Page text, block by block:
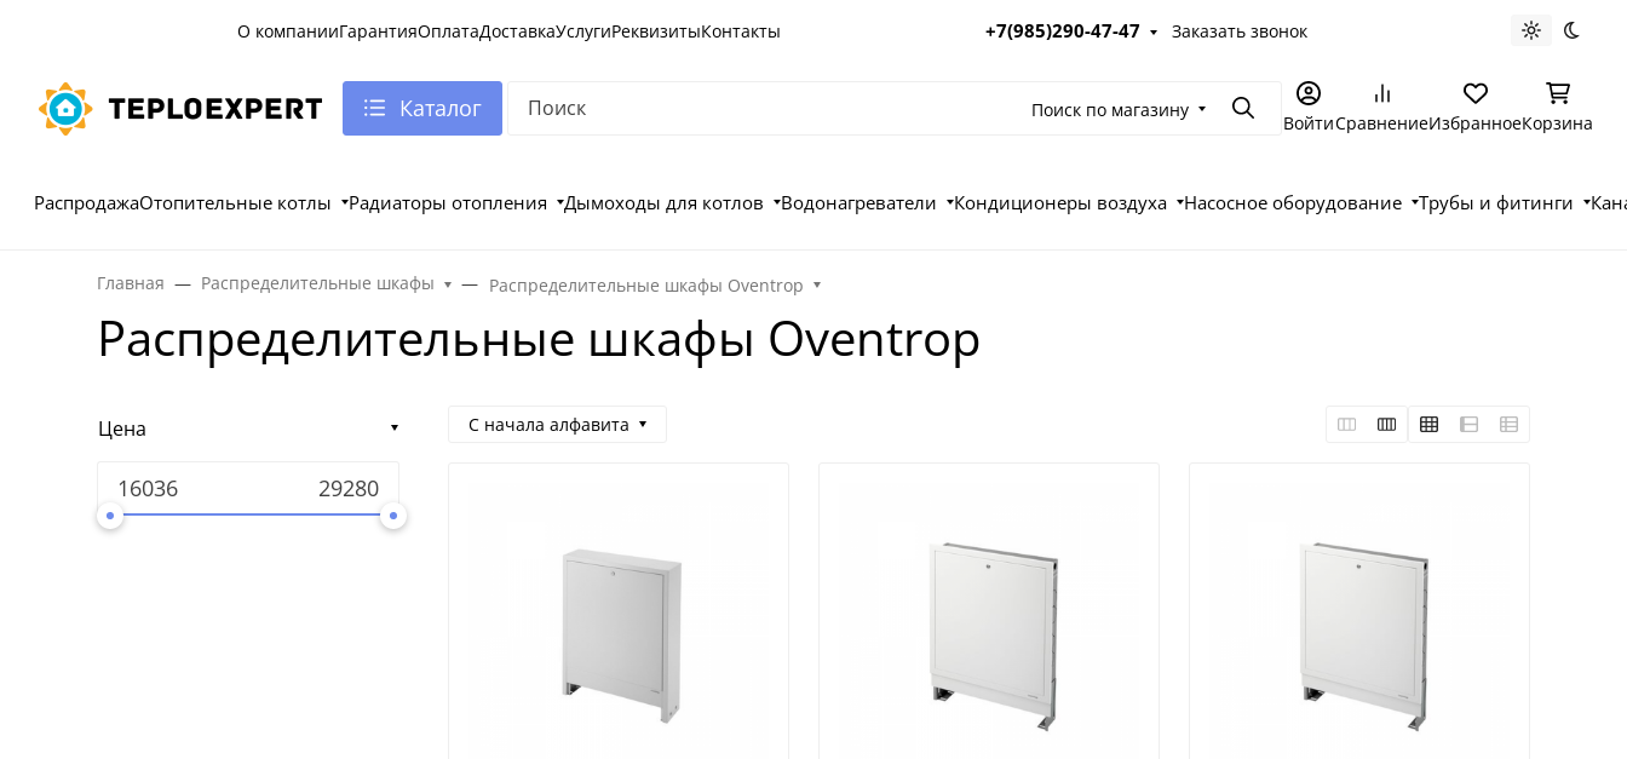
О компанииГарантияОплатаДоставкаУслугиРеквизитыКонтакты +7(985)290-47-47 Заказать звонок Светлая
Каталог Поиск по магазину ПоискВойтиСравнениеИзбранноеКорзина
РаспродажаОтопительные котлы Радиаторы отопления Дымоходы для котлов Водонагреватели Кондиционеры воздуха Насосное оборудование Трубы и фитинги
Главная Распределительные шкафы Распределительные шкафы Oventrop
Распределительные шкафы Oventrop
Цена С начала алфавита